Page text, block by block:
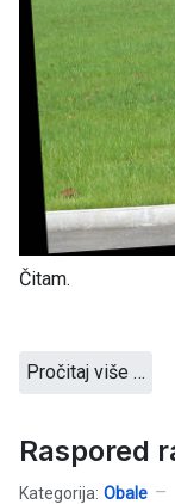
Čitam.
Pročitaj više …
Raspored
Kategorija: Obale